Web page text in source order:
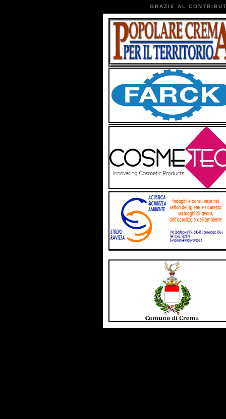
GRAZIE AL